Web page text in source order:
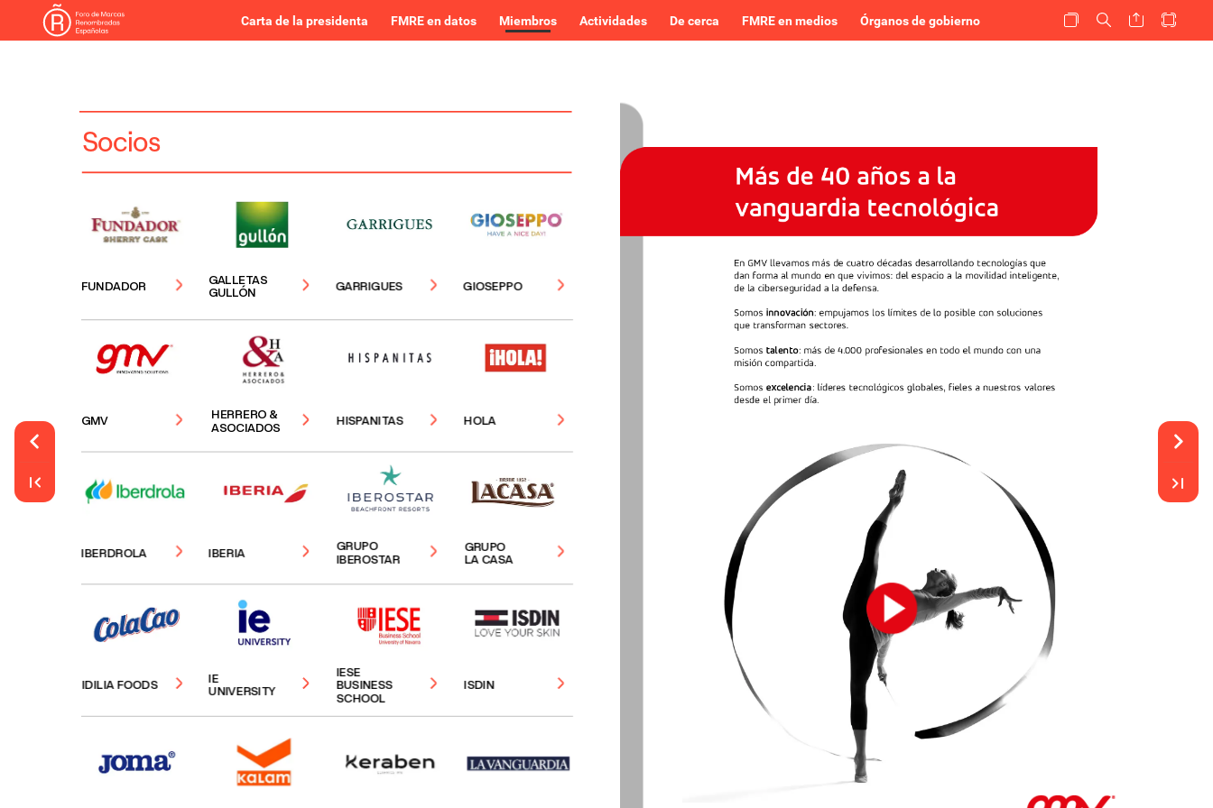
Carta de la presidenta FMRE en datos Miembros Actividades De cerca FMRE en medios Órganos de gobierno
GARRIGUES GIOSEPPO
FUNDADOR GALLETAS
GULLÓN
HERRERO &
ASOCIADOS
HOLA
HISPANITAS
GMV
IBERIA
GRUPO
IBEROSTAR
GRUPO
LA CASA
IBERDROLA
IDILIA FOODS
IE
UNIVERSITY
IESE
BUSINESS
SCHOOL
ISDIN
Socios
Más de 40 años a la
vanguardia tecnológica
En GMV llevamos más de cuatro décadas desarrollando tecnologías que
dan forma al mundo en que vivimos: del espacio a la movilidad inteligente,
de la ciberseguridad a la defensa.
Somos innovación: empujamos los límites de lo posible con soluciones
que transforman sectores.
Somos talento: más de 4.000 profesionales en todo el mundo con una
misión compartida.
Somos excelencia : líderes tecnológicos globales, fieles a nuestros valores
desde el primer día.